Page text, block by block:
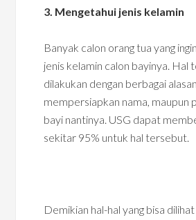
3. Mengetahui jenis kelamin
Banyak calon orang tua yang
jenis kelamin calon bayinya. Hal
dilakukan dengan berbagai
mempersiapkan nama, maupun
bayi nantinya. USG dapat
sekitar 95% untuk hal tersebut.
Demikian hal-hal yang bisa